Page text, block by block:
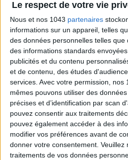
Le respect de votre vie
Nous et nos 1043 partenaires
informations sur un appareil, telles
des données personnelles telles
des informations standards
publicités et du contenu
et de contenu, des études
services. Avec votre permission, nos
mêmes pouvons utiliser des
précises et d’identification par scan
pouvez consentir aux traitements
pouvez également accéder à des
modifier vos préférences avant de
donner votre consentement. Veuillez
traitements de vos données
LES SNEAKERS STARS
Inscrivez-vous à